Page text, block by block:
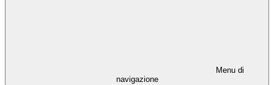
Menu di
navigazione